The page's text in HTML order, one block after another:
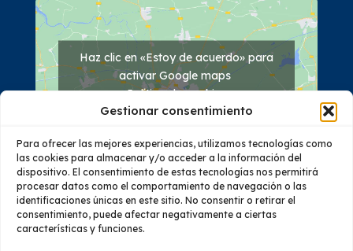
Gestionar consentimiento
Para ofrecer las mejores experiencias, utilizamos tecnologías como
las cookies para almacenar y/o acceder a la información del
dispositivo. El consentimiento de estas tecnologías nos permitirá
procesar datos como el comportamiento de navegación o las
identificaciones únicas en este sitio. No consentir o retirar el
consentimiento, puede afectar negativamente a ciertas
características y funciones.
Haz clic en «Estoy de acuerdo» para
activar Google maps
Política de cookies